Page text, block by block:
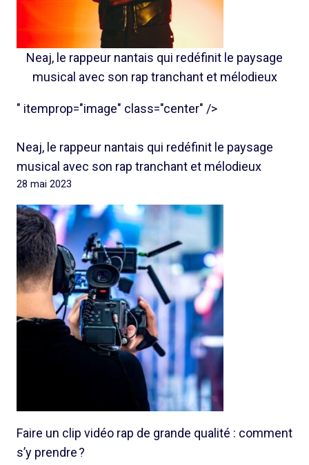
Neaj, le rappeur nantais qui redéfinit le paysage
musical avec son rap tranchant et mélodieux
" itemprop="image" class="center" />
Neaj, le rappeur nantais qui redéfinit le paysage
musical avec son rap tranchant et mélodieux
28 mai 2023
Faire un clip vidéo rap de grande qualité : comment
s’y prendre ?